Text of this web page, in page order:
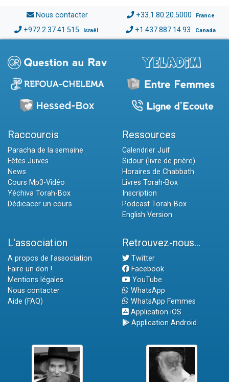
Nous contacter +33.1.80.20.5000 France
+972.2.37.41.515 Israël +1.437.887.14.93 Canada
Raccourcis
Paracha de la semaine
Fêtes Juives
News
Cours Mp3-Vidéo
Yéchiva Torah-Box
Dédicacer un cours
Ressources
Calendrier Juif
Sidour (livre de prière)
Horaires de Chabbath
Livres Torah-Box
Inscription
Podcast Torah-Box
English Version
L'association
A propos de l'association
Faire un don !
Mentions légales
Nous contacter
Aide (FAQ)
Retrouvez-nous...
Twitter
Facebook
YouTube
WhatsApp
WhatsApp Femmes
Application iOS
Application Android